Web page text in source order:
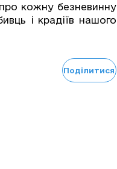
кожну безневинну
і крадіїв нашого
Поділитися